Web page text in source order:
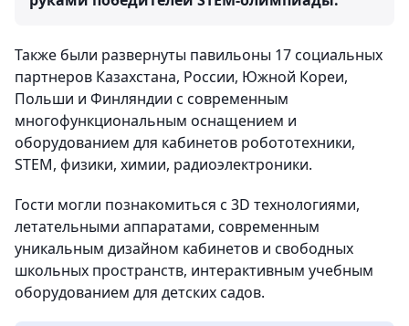
Также были развернуты павильоны 17 социальных
партнеров Казахстана, России, Южной Кореи,
Польши и Финляндии с современным
многофункциональным оснащением и
оборудованием для кабинетов робототехники,
STEM, физики, химии, радиоэлектроники.
Гости могли познакомиться с 3D технологиями,
летательными аппаратами, современным
уникальным дизайном кабинетов и свободных
школьных пространств, интерактивным учебным
оборудованием для детских садов.